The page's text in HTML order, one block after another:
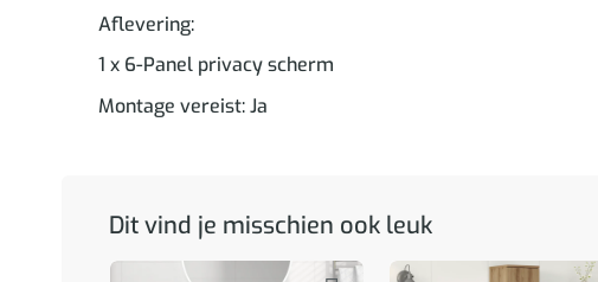
Aflevering:
1 x 6-Panel privacy scherm
Montage vereist: Ja
Dit vind je misschien ook leuk